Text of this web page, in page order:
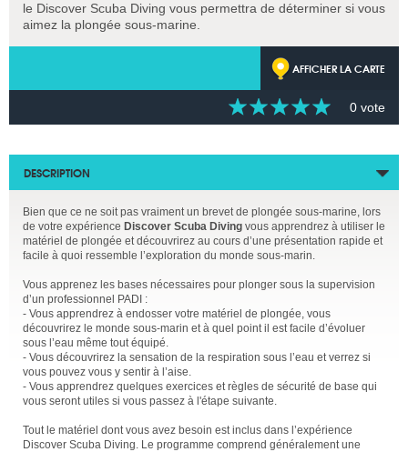
le Discover Scuba Diving vous permettra de déterminer si vous
aimez la plongée sous-marine.
AFFICHER LA CARTE
0 vote
DESCRIPTION
Bien que ce ne soit pas vraiment un brevet de plongée sous-marine, lors
de votre expérience Discover Scuba Diving vous apprendrez à utiliser le
matériel de plongée et découvrirez au cours d’une présentation rapide et
facile à quoi ressemble l’exploration du monde sous-marin.
Vous apprenez les bases nécessaires pour plonger sous la supervision
d’un professionnel PADI :
- Vous apprendrez à endosser votre matériel de plongée, vous
découvrirez le monde sous-marin et à quel point il est facile d’évoluer
sous l’eau même tout équipé.
- Vous découvrirez la sensation de la respiration sous l’eau et verrez si
vous pouvez vous y sentir à l’aise.
- Vous apprendrez quelques exercices et règles de sécurité de base qui
vous seront utiles si vous passez à l'étape suivante.
Tout le matériel dont vous avez besoin est inclus dans l’expérience
Discover Scuba Diving. Le programme comprend généralement une